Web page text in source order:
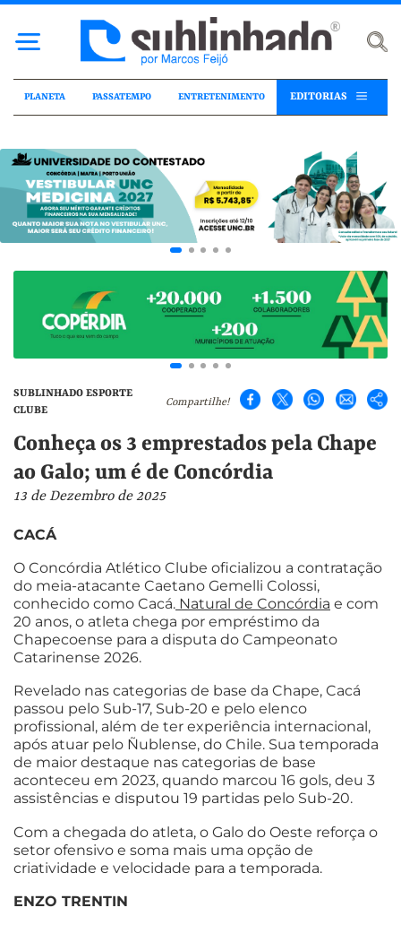
PLANETA PASSATEMPO ENTRETENIMENTO EDITORIAS
SUBLINHADO ESPORTE
CLUBE
Compartilhe!
Conheça os 3 emprestados pela Chape
ao Galo; um é de Concórdia
13 de Dezembro de 2025
CACÁ
O Concórdia Atlético Clube oficializou a contratação
do meia-atacante Caetano Gemelli Colossi,
conhecido como Cacá. Natural de Concórdia e com
20 anos, o atleta chega por empréstimo da
Chapecoense para a disputa do Campeonato
Catarinense 2026.
Revelado nas categorias de base da Chape, Cacá
passou pelo Sub-17, Sub-20 e pelo elenco
profissional, além de ter experiência internacional,
após atuar pelo Ñublense, do Chile. Sua temporada
de maior destaque nas categorias de base
aconteceu em 2023, quando marcou 16 gols, deu 3
assistências e disputou 19 partidas pelo Sub-20.
Com a chegada do atleta, o Galo do Oeste reforça o
setor ofensivo e soma mais uma opção de
criatividade e velocidade para a temporada.
ENZO TRENTIN